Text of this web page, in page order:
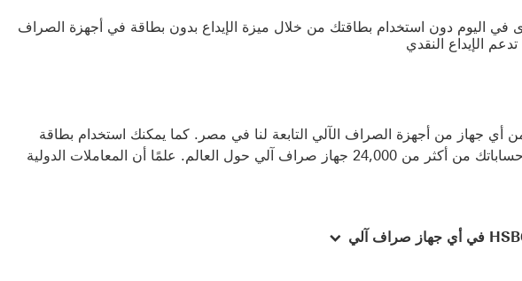
30000 جنيه مصرى في اليوم دون استخدام بطاقتك من خلال ميزة الإيداع بدون بطاقة في أجهزة الصراف
أي جهاز من أجهزة الصراف الآلي التابعة لنا في مصر. كما يمكنك استخدام بطاقة
الخصم وبطاقة الائتمان للوصول إلى حساباتك من أكثر من 24,000 جهاز صراف آلي حول العالم. علمًا أن المعاملات الدولية